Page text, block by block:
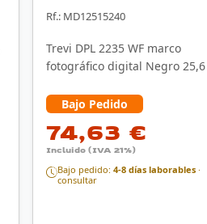
Rf.: MD12515240
Trevi DPL 2235 WF marco
fotográfico digital Negro
Bajo Pedido
74,63 €
Incluido (IVA 21%)
Bajo pedido: 4-8 días laborables ·
consultar